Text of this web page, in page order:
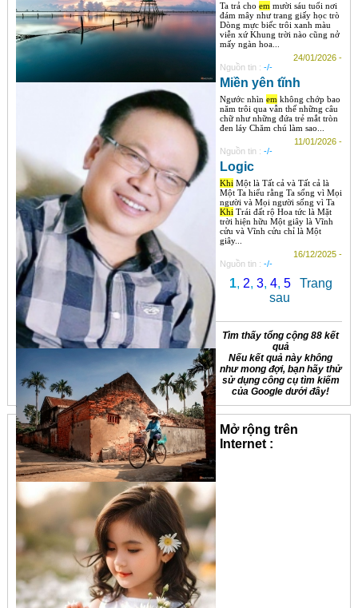
Ta trả cho emmười sáu tuổi nơi
đám mây như trang giấy học trò
Dòng mực biếc trôi xanh màu
viễn xứ Khung trời nào cũng nở
mấy ngàn hoa...
24/01/2026 -
Nguồn tin : -/-
Miền yên tĩnh
Ngước nhìn emkhông chớp bao
năm trôi qua vẫn thế những câu
chữ như những đứa trẻ mắt tròn
đen láy Chăm chú làm sao...
11/01/2026 -
Nguồn tin : -/-
Logic
KhiMột là Tất cả và Tất cả là
Một Ta hiểu rằng Ta sống vì Mọi
người và Mọi người sống vì Ta
KhiTrái đất rộ Hoa tức là Mặt
trời hiện hữu Một giây là Vĩnh
cửu và Vĩnh cửu chỉ là Một
giây...
16/12/2025 -
Nguồn tin : -/-
1, 2, 3, 4, 5
Trang
sau
Tìm thấy tổng cộng 88 kết
quả
Nếu kết quả này không
như mong đợi, bạn hãy thử
sử dụng công cụ tìm kiếm
của Google dưới đây!
Mở rộng trên
Internet :